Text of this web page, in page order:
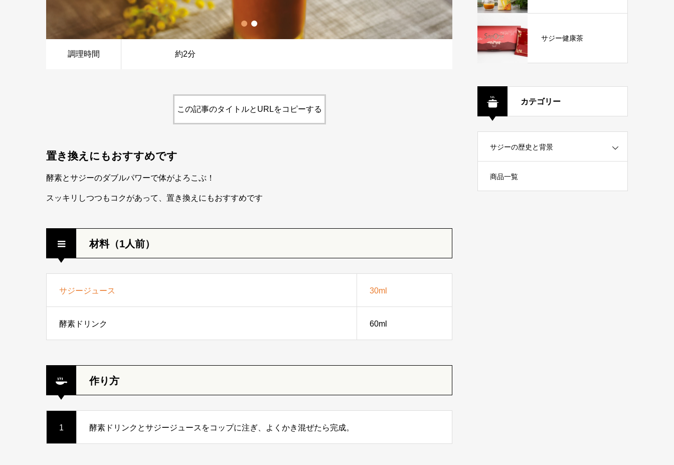
調理時間 約2分
この記事のタイトルとURLをコピーする
置き換えにもおすすめです
酵素とサジーのダブルパワーで体がよろこぶ！
スッキリしつつもコクがあって、置き換えにもおすすめです
材料（1人前）
サジージュース 30ml
酵素ドリンク 60ml
作り方
1 酵素ドリンクとサジージュースをコップに注ぎ、よくかき混ぜたら完成。
サジー健康茶
カテゴリー
サジーの歴史と背景
商品一覧